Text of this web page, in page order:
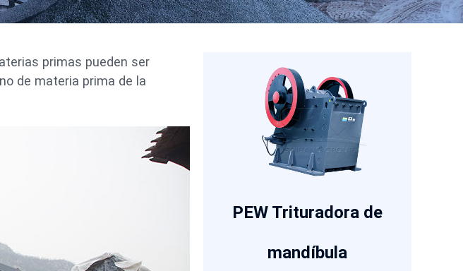
primas pueden ser
de materia prima de la
PEW Trituradora de
mandíbula